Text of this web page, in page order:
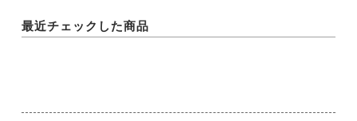
最近チェックした商品